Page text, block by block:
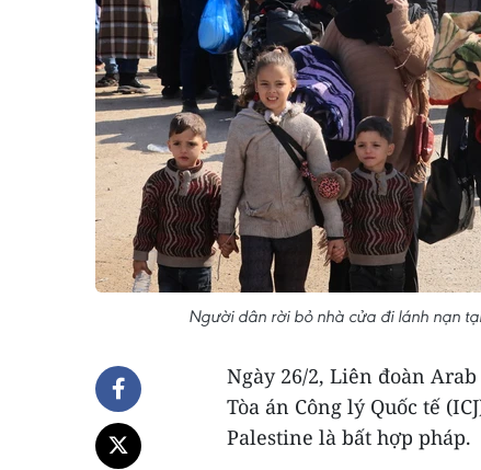
Người dân rời bỏ nhà cửa đi lánh nạn
Ngày 26/2, Liên đoàn
Tòa án Công lý Quốc tế
Palestine là bất hợp pháp.